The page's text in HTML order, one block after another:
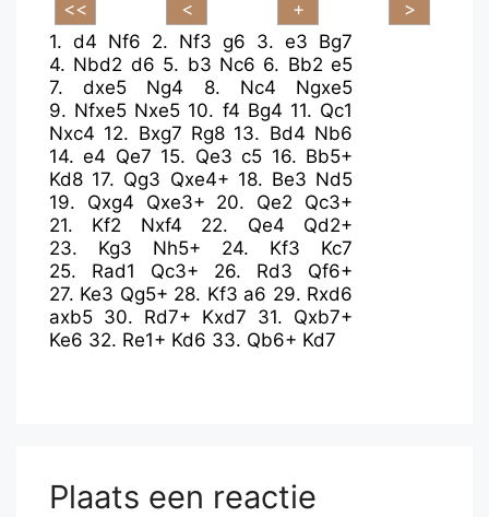
1. d4 Nf6 2. Nf3 g6 3. e3 Bg7
4. Nbd2 d6 5. b3 Nc6 6. Bb2 e5
7.dxe5 Ng4 8. Nc4
Ngxe5
9. Nfxe5 Nxe5 10. f4 Bg4 11. Qc1
Nxc4 12. Bxg7 Rg8 13. Bd4 Nb6
14.e4 Qe7 15. Qe3 c5 16. Bb5+
Kd8 17. Qg3 Qxe4+ 18. Be3 Nd5
19. Qxg4 Qxe3+ 20. Qe2
Qc3+
21. Kf2 Nxf4 22. Qe4
Qd2+
23. Kg3 Nh5+ 24. Kf3
Kc7
25. Rad1 Qc3+ 26. Rd3
Qf6+
27. Ke3 Qg5+ 28. Kf3 a6 29. Rxd6
axb5 30. Rd7+ Kxd7 31. Qxb7+
Ke6 32. Re1+ Kd6 33. Qb6+ Kd7
Plaats een reactie